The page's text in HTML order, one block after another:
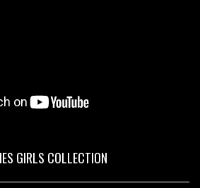
GIRLS COLLECTION